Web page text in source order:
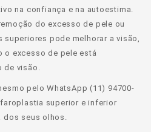
na confiança e na autoestima.
do excesso de pele ou
superiores pode melhorar a visão,
o excesso de pele está
de visão.
pelo WhatsApp (11) 94700-
superior e inferior
dos seus olhos.